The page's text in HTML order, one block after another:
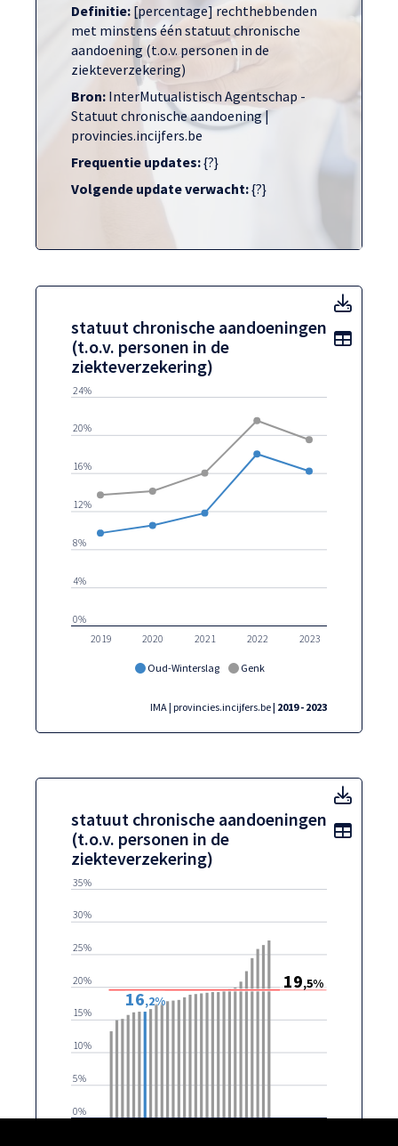
Definitie: [percentage] rechthebbenden
met minstens één statuut chronische
aandoening (t.o.v. personen in de
ziekteverzekering)
Bron: InterMutualistisch Agentschap -
Statuut chronische aandoening |
provincies.incijfers.be
Frequentie updates:{?}
Volgende update verwacht:{?}
statuut chronische aandoeningen
(t.o.v. personen in de
ziekteverzekering)
Oud-Winterslag Genk
2019 2020 2021 2022 2023
0%
4%
8%
12%
16%
20%
24%
IMA | provincies.incijfers.be| 2019 - 2023
Toon
statuut chronische aandoeningen
(t.o.v. personen in de
ziekteverzekering)
0%
5%
10%
15%
20%
25%
30%
35%
16,2%
19,5%
Toon